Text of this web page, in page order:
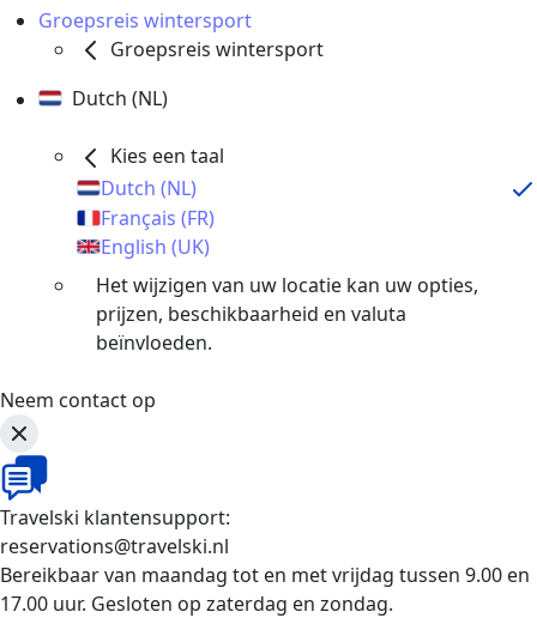
Groepsreis wintersport
Groepsreis wintersport
Dutch (NL)
Kies een taal
Dutch (NL)
Français (FR)
English (UK)
Het wijzigen van uw locatie kan uw opties,
prijzen, beschikbaarheid en valuta
beïnvloeden.
Neem contact op
Travelski klantensupport:
reservations@travelski.nl
Bereikbaar van maandag tot en met vrijdag tussen 9.00 en
17.00 uur. Gesloten op zaterdag en zondag.